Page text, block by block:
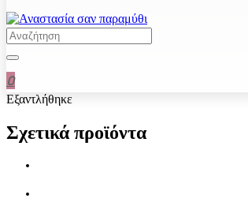
0
Εξαντλήθηκε
Σχετικά προϊόντα